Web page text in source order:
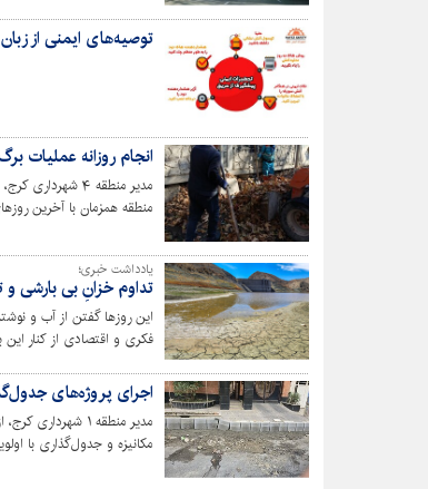
توصیه‌های ایمنی از
انجام روزانه عملیات برگ‌روبی در منطقه ۴ کرج
مدیر منطقه ۴
منطقه همزمان با آخرین
یادداشت خبری؛
تداوم خزانِ بی بارشی و
این روزها گفتن از آب و
فکری و اقتصادی از کنار
شهری را پیش روی ما قرار
اجرای پروژه‌های
مدیر منطقه ۱
مکانیزه و جدول‌گذاری با